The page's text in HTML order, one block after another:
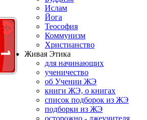
Ислам
Йога
Теософия
Коммунизм
Христианство
Живая Этика
для начинающих
ученичество
об Учении ЖЭ
книги ЖЭ, о книгах
список подборок из ЖЭ
подборки из ЖЭ
осторожно - лжеучителя